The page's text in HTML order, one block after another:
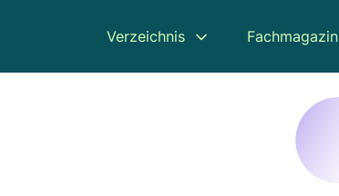
Verzeichnis Fachmagazin